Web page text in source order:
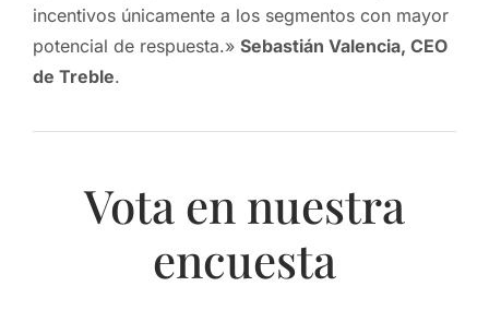
incentivos únicamente a los segmentos con mayor
potencial de respuesta.» Sebastián Valencia, CEO
de Treble.
Vota en nuestra
encuesta